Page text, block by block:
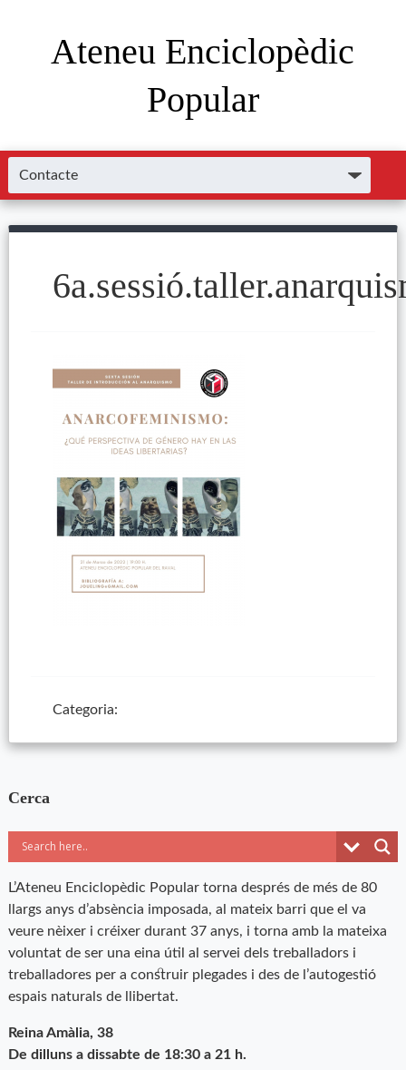
Ateneu Enciclopèdic
Popular
Categoria:
Cerca
L’Ateneu Enciclopèdic Popular torna després de més de 80
llargs anys d’absència imposada, al mateix barri que el va
veure nèixer i créixer durant 37 anys, i torna amb la mateixa
voluntat de ser una eina útil al servei dels treballadors i
treballadores per a construir plegades i des de l’autogestió
espais naturals de llibertat.
Reina Amàlia, 38
De dilluns a dissabte de 18:30 a 21 h.